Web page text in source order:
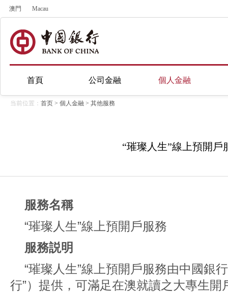
澳門 Macau
首頁 公司金融 個人金融
当前位置： 首页 > 個人金融 > 其他服務
“璀璨人生”線上預開戶
服務名稱
“璀璨人生”線上預開戶服務
服務説明
“璀璨人生”線上預開戶服務由中國銀
行”）提供，可滿足在澳就讀之大專生